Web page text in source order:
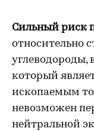
Сильный риск
относительно
углеводороды,
который
ископаемым
невозможен
нейтральной